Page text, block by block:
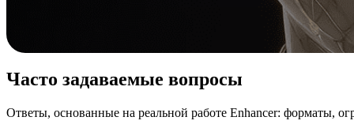
Часто задаваемые вопросы
Ответы, основанные на реальной работе Enhancer: форматы,